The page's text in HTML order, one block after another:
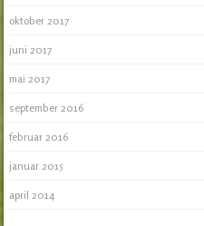
oktober 2017
juni 2017
mai 2017
september 2016
februar 2016
januar 2015
april 2014